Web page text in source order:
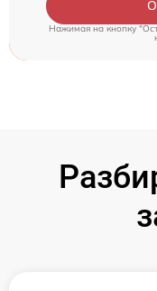
Нажимая на кнопку